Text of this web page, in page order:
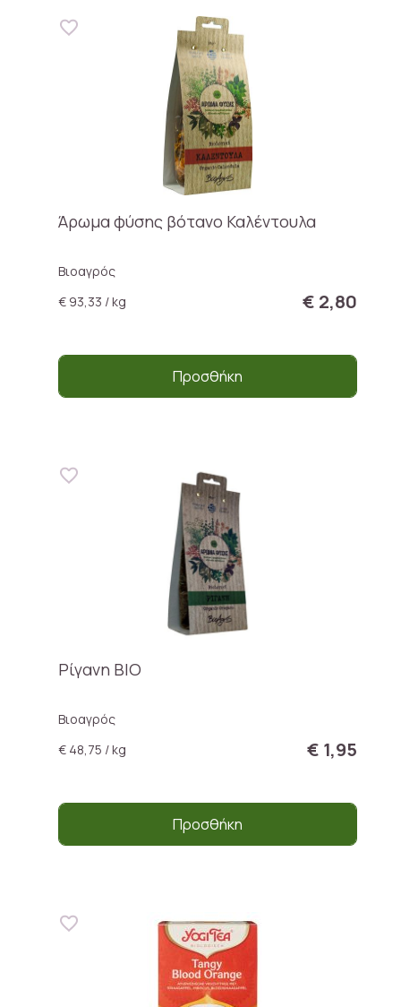
Άρωμα φύσης βότανο Καλέντουλα
Βιοαγρός
€ 93,33 / kg
€ 2,80
Προσθήκη
Ρίγανη ΒΙΟ
Βιοαγρός
€ 48,75 / kg
€ 1,95
Προσθήκη